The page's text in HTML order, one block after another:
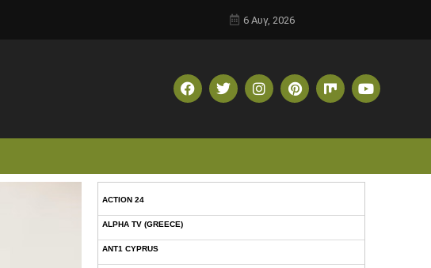
6 Αυγ, 2026
ACTION 24
ALPHA TV (GREECE)
ANT1 CYPRUS